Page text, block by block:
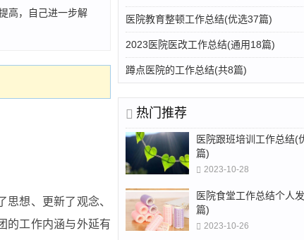
高，自己进一步解
想、更新了观念、
的工作内涵与外延有
医院教育整顿工作总结(优选37篇)
2023医院医改工作总结(通用18篇)
蹲点医院的工作总结(共8篇)
热门推荐
医院跟班培训工作总结(
篇)
2023-10-28
医院食堂工作总结个人
篇)
2023-10-26